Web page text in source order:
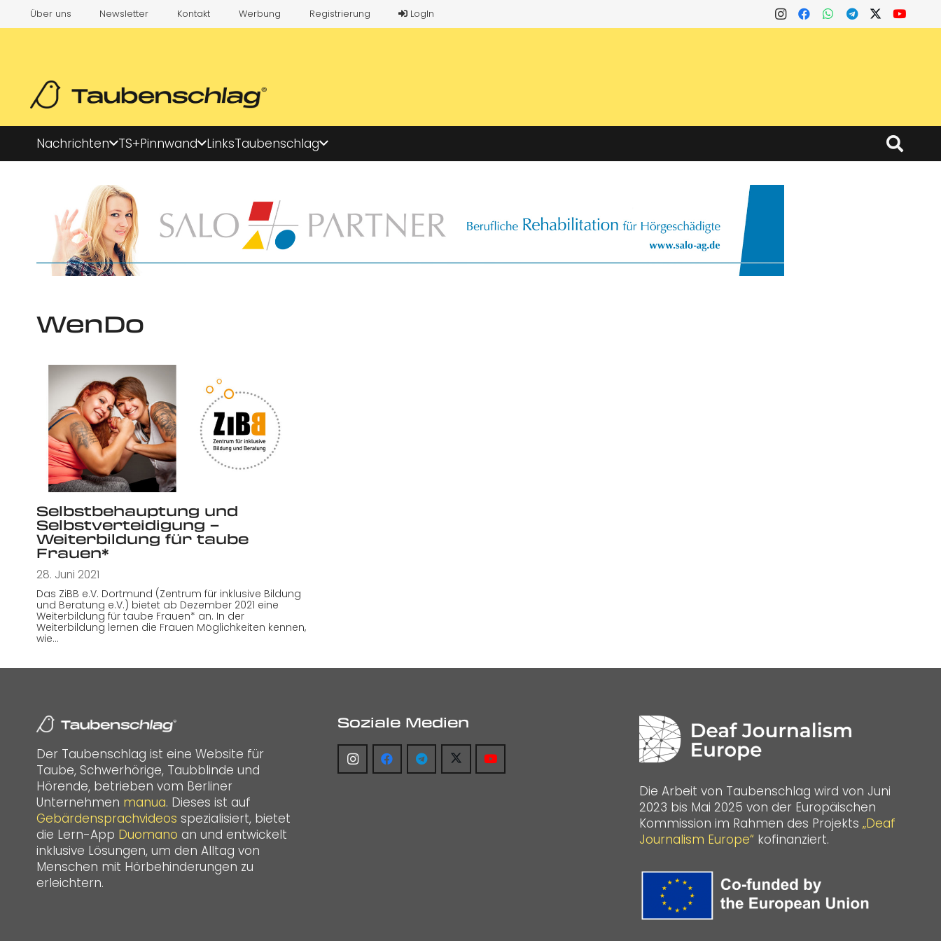
Über uns Newsletter Kontakt Werbung Registrierung LogIn
Nachrichten TS+Pinnwand LinksTaubenschlag
WenDo
Selbstbehauptung und
Selbstverteidigung –
Weiterbildung für taube
Frauen*
28. Juni 2021
Das ZiBB e.V. Dortmund (Zentrum für inklusive Bildung
und Beratung e.V.) bietet ab Dezember 2021 eine
Weiterbildung für taube Frauen* an. In der
Weiterbildung lernen die Frauen Möglichkeiten kennen,
wie…
Der Taubenschlag ist eine Website für
Taube, Schwerhörige, Taubblinde und
Hörende, betrieben vom Berliner
Unternehmen manua. Dieses ist auf
Gebärdensprachvideos spezialisiert, bietet
die Lern-App Duomano an und entwickelt
inklusive Lösungen, um den Alltag von
Menschen mit Hörbehinderungen zu
erleichtern.
Soziale Medien
Die Arbeit von Taubenschlag wird von Juni
2023 bis Mai 2025 von der Europäischen
Kommission im Rahmen des Projekts „Deaf
Journalism Europe“ kofinanziert.